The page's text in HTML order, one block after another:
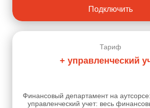
Подключить
Тариф
+ управленческий
Финансовый департамент на
управленческий учет: весь